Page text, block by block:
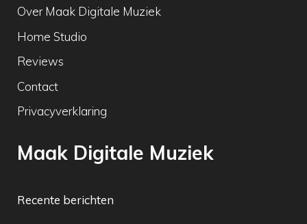
Over Maak Digitale Muziek
Home Studio
Reviews
Contact
Privacyverklaring
Maak Digitale Muziek
Recente berichten